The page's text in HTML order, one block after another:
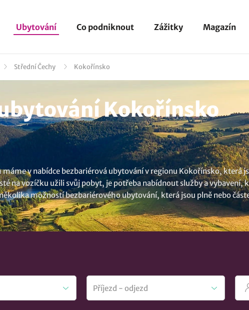
Ubytování Co podniknout Zážitky Magazín
Střední Čechy Kokořínsko
Kokořínsko
v nabídce bezbariérová ubytování v regionu Kokořínsko, která
na vozíčku užili svůj pobyt, je potřeba nabídnout služby a
možností bezbariérového ubytování, která jsou plně nebo
dovolenou, kde myslí na vše! Potřebujete větší inspiraci? Zde